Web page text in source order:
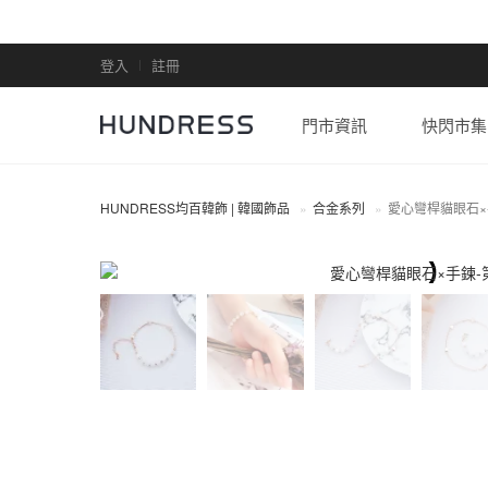
登入 註冊
門市資訊 快閃市集
HUNDRESS均百韓飾 | 韓國飾品 合金系列 愛心彎桿貓眼石